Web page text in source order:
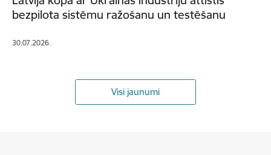
bezpilota sistēmu ražošanu un testēšanu
30.07.2026.
Visi jaunumi